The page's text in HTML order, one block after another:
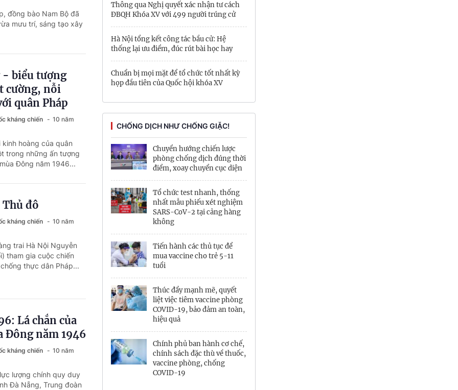
đồng bào Nam Bộ đã
mưu trí, sáng tạo xây
- biểu tượng
cường, nỗi
quân Pháp
kháng chiến 10 năm
hoàng của quân
trong những ấn tượng
Đông năm 1946...
đô
kháng chiến 10 năm
trai Hà Nội Nguyễn
tham gia cuộc chiến
thực dân Pháp...
Lá chắn của
Đông năm 1946
kháng chiến 10 năm
lượng chính quy duy
Đà Nẵng, Trung đoàn
Thông qua Nghị quyết xác nhận tư cách
ĐBQH Khóa XV với 499 người trúng cử
Hà Nội tổng kết công tác bầu cử: Hệ
thống lại ưu điểm, đúc rút bài học hay
Chuẩn bị mọi mặt để tổ chức tốt nhất kỳ
họp đầu tiên của Quốc hội khóa XV
CHỐNG DỊCH NHƯ CHỐNG GIẶC!
Chuyển hướng chiến lược
phòng chống dịch đúng thời
điểm, xoay chuyển cục diện
Tổ chức test nhanh, thống
nhất mẫu phiếu xét nghiệm
SARS-CoV-2 tại cảng hàng
không
Tiến hành các thủ tục để
mua vaccine cho trẻ 5-11
tuổi
Thúc đẩy mạnh mẽ, quyết
liệt việc tiêm vaccine phòng
COVID-19, bảo đảm an toàn,
hiệu quả
Chính phủ ban hành cơ chế,
chính sách đặc thù về thuốc,
vaccine phòng, chống
COVID-19